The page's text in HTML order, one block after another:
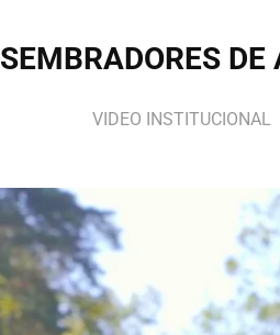
SEMBRADORES DE
VIDEO INSTITUCIONAL